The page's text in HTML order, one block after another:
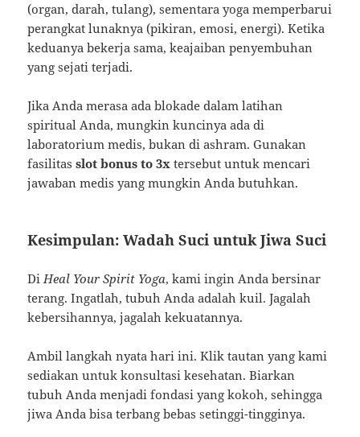
(organ, darah, tulang), sementara yoga memperbarui
perangkat lunaknya (pikiran, emosi, energi). Ketika
keduanya bekerja sama, keajaiban penyembuhan
yang sejati terjadi.
Jika Anda merasa ada blokade dalam latihan
spiritual Anda, mungkin kuncinya ada di
laboratorium medis, bukan di ashram. Gunakan
fasilitasslot bonus to 3x tersebut untuk mencari
jawaban medis yang mungkin Anda butuhkan.
Kesimpulan: Wadah Suci untuk Jiwa Suci
DiHeal Your Spirit Yoga, kami ingin Anda bersinar
terang. Ingatlah, tubuh Anda adalah kuil. Jagalah
kebersihannya, jagalah kekuatannya.
Ambil langkah nyata hari ini. Klik tautan yang kami
sediakan untuk konsultasi kesehatan. Biarkan
tubuh Anda menjadi fondasi yang kokoh, sehingga
jiwa Anda bisa terbang bebas setinggi-tingginya.